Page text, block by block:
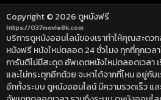
Copyright © 2026 ดูหนังฟรี
https://037movie8k.com
บริการดูหนังออนไลน์ของเราทำให้คุณสะดว
หนังฟรี หนังใหม่ตลอด 24 ชั่วโมง ทุกที่ทุกเว
การันตีไม่มีสะดุด อัพเดตหนังใหม่ตลอดเวลา
และไม่กระตุกอีกด้วย จะหาได้จากที่ไหน อยู่กับ
อีกทั้งระบบ ดูหนังออนไลน์ มีความรวดเร็ว แ